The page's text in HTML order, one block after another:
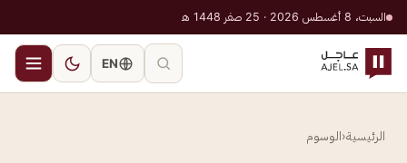
السبت، 8 أغسطس 2026 · 25 صفر 1448 هـ
EN
الرئيسية‹الوسوم